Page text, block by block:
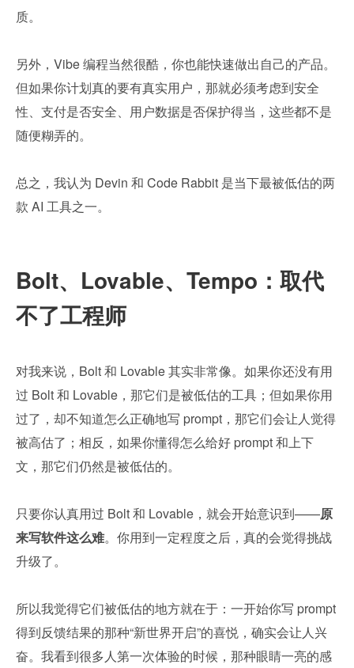
质。
另外，Vibe 编程当然很酷，你也能快速做出自己的产品。
但如果你计划真的要有真实用户，那就必须考虑到安全
性、支付是否安全、用户数据是否保护得当，这些都不是
随便糊弄的。
总之，我认为 Devin 和 Code Rabbit 是当下最被低估的两
款 AI 工具之一。
Bolt、Lovable、Tempo：取代
不了工程师
对我来说，Bolt 和 Lovable 其实非常像。如果你还没有用
过 Bolt 和 Lovable，那它们是被低估的工具；但如果你用
过了，却不知道怎么正确地写 prompt，那它们会让人觉得
被高估了；相反，如果你懂得怎么给好 prompt 和上下
文，那它们仍然是被低估的。
只要你认真用过 Bolt 和 Lovable，就会开始意识到——原
来写软件这么难。你用到一定程度之后，真的会觉得挑战
升级了。
所以我觉得它们被低估的地方就在于：一开始你写 prompt
得到反馈结果的那种“新世界开启”的喜悦，确实会让人兴
奋。我看到很多人第一次体验的时候，那种眼睛一亮的感